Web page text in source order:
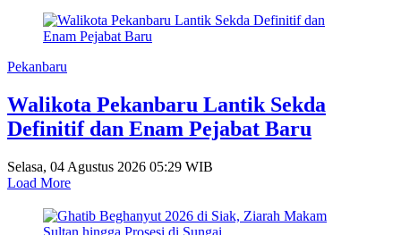
Pekanbaru
Walikota Pekanbaru Lantik Sekda
Definitif dan Enam Pejabat Baru
Selasa, 04 Agustus 2026 05:29 WIB
Load More